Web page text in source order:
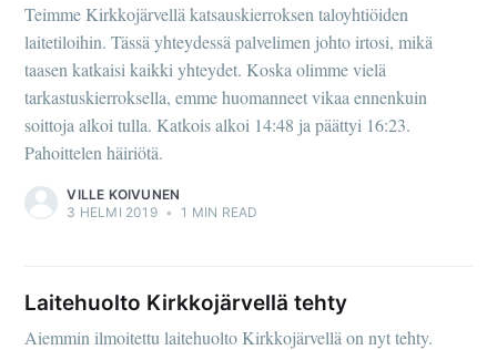
Teimme Kirkkojärvellä katsauskierroksen taloyhtiöiden
laitetiloihin. Tässä yhteydessä palvelimen johto irtosi, mikä
taasen katkaisi kaikki yhteydet. Koska olimme vielä
tarkastuskierroksella, emme huomanneet vikaa ennenkuin
soittoja alkoi tulla. Katkois alkoi 14:48 ja päättyi 16:23.
Pahoittelen häiriötä.
VILLE KOIVUNEN
3 HELMI 2019 • 1 MIN READ
Laitehuolto Kirkkojärvellä tehty
Aiemmin ilmoitettu laitehuolto Kirkkojärvellä on nyt tehty.